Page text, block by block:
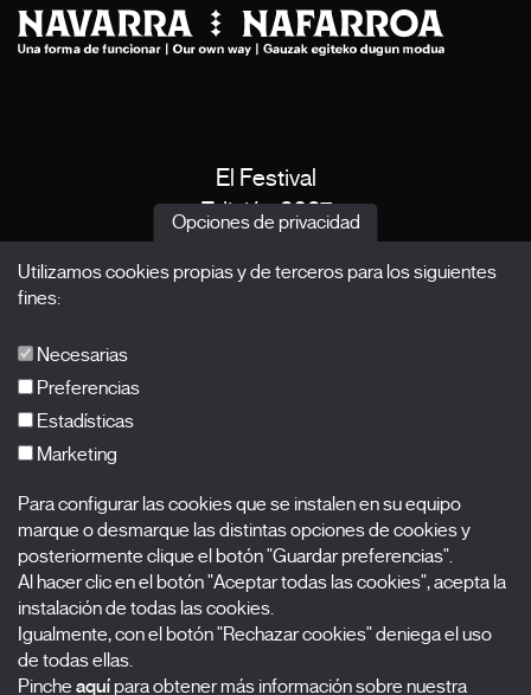
El Festival
Edición 2027
Acreditaciones
Nombre
Apellidos
Correo electrónico
Opciones de privacidad
Utilizamos cookies propias y de terceros para los siguientes
fines:
Necesarias
Preferencias
Estadísticas
Marketing
Para configurar las cookies que se instalen en su equipo
marque o desmarque las distintas opciones de cookies y
posteriormente clique el botón "Guardar preferencias".
Al hacer clic en el botón "Aceptar todas las cookies", acepta la
instalación de todas las cookies.
Igualmente, con el botón "Rechazar cookies" deniega el uso
de todas ellas.
Pinche aquí para obtener más información sobre nuestra